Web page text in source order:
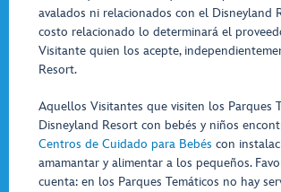
avalados ni relacionados con el Disneyland
costo relacionado lo determinará el
Visitante quien los acepte,
Resort.
Aquellos Visitantes que visiten los Parques
Disneyland Resort con bebés y niños
Centros de Cuidado para Bebés con
amamantar y alimentar a los pequeños.
cuenta: en los Parques Temáticos no hay